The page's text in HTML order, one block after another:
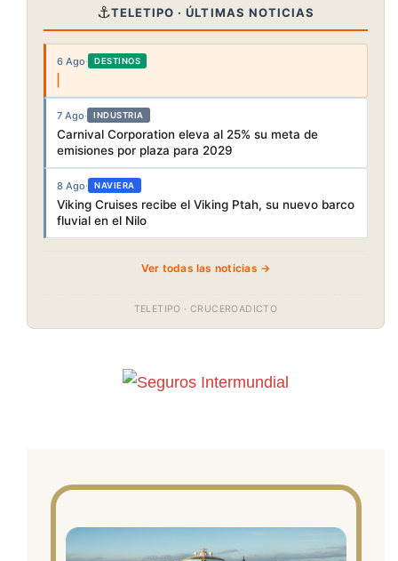
⚓TELETIPO · ÚLTIMAS NOTICIAS
6 Ago· DESTINOS
7 Ago· INDUSTRIA
Carnival Corporation eleva al 25% su meta de
emisiones por plaza para 2029
8 Ago· NAVIERA
Viking Cruises recibe el Viking Ptah, su nuevo barco
fluvial en el Nilo
Ver todas las noticias →
TELETIPO · CRUCEROADICTO